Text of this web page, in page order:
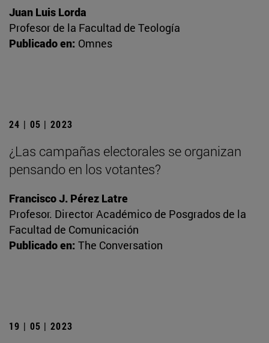
Juan Luis Lorda
Profesor de la Facultad de Teología
Publicado en: Omnes
24 | 05 | 2023
¿Las campañas electorales se organizan
pensando en los votantes?
Francisco J. Pérez Latre
Profesor. Director Académico de Posgrados de la
Facultad de Comunicación
Publicado en: The Conversation
19 | 05 | 2023